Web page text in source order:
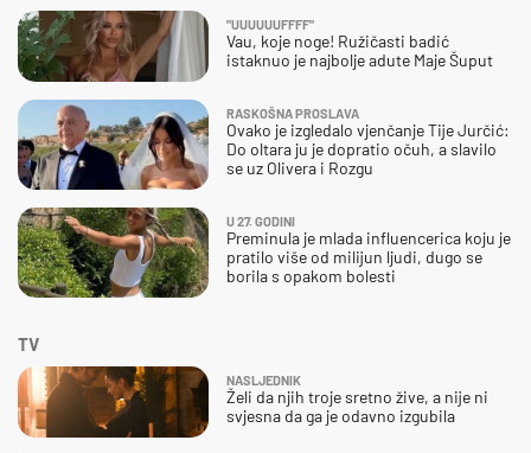
"UUUUUUFFFF"
Vau, koje noge! Ružičasti badić
istaknuo je najbolje adute Maje Šuput
RASKOŠNA PROSLAVA
Ovako je izgledalo vjenčanje Tije Jurčić:
Do oltara ju je dopratio očuh, a slavilo
se uz Olivera i Rozgu
U 27. GODINI
Preminula je mlada influencerica koju je
pratilo više od milijun ljudi, dugo se
borila s opakom bolesti
TV
NASLJEDNIK
Želi da njih troje sretno žive, a nije ni
svjesna da ga je odavno izgubila